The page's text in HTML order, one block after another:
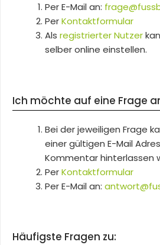
Per E-Mail an:
PerKontaktformular
Als registrierter Nutzer
selber online einstellen.
Ich möchte auf eine Frage
Bei der jeweiligen Frage
einer gültigen E-Mail
Kommentar hinterlassen
PerKontaktformular
Per E-Mail an:
Häufigste Fragen zu: